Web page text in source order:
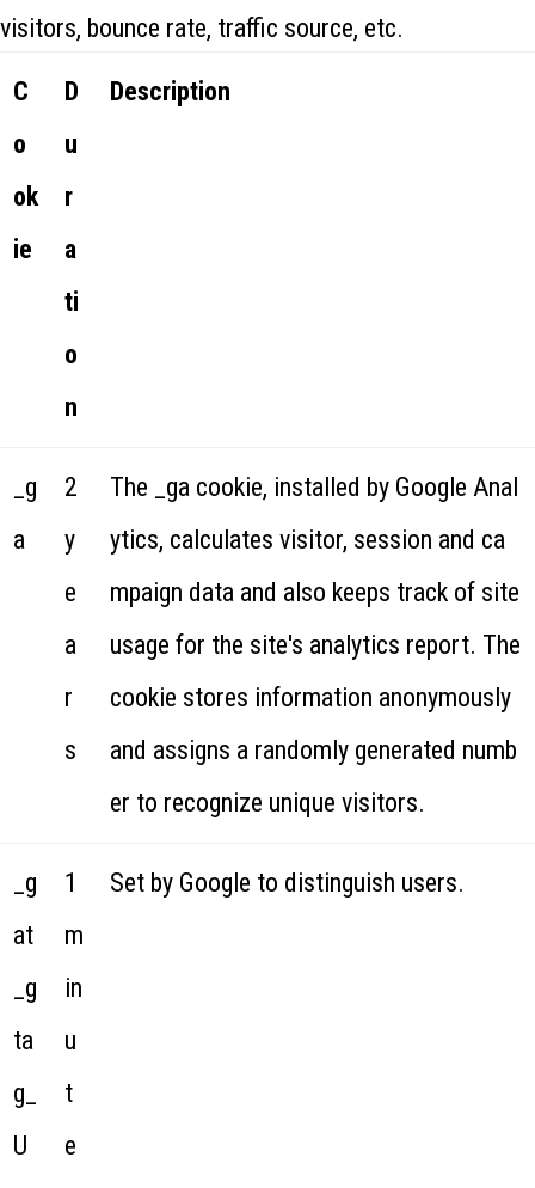
visitors, bounce rate, traffic source, etc.
C
o
ok
ie
D
u
r
a
ti
o
n
Description
_g
a
2
y
e
a
r
s
The _ga cookie, installed by Google Anal
ytics, calculates visitor, session and ca
mpaign data and also keeps track of site
usage for the site's analytics report. The
cookie stores information anonymously
and assigns a randomly generated numb
er to recognize unique visitors.
_g
at
_g
ta
g_
U
1
m
in
u
t
e
Set by Google to distinguish users.